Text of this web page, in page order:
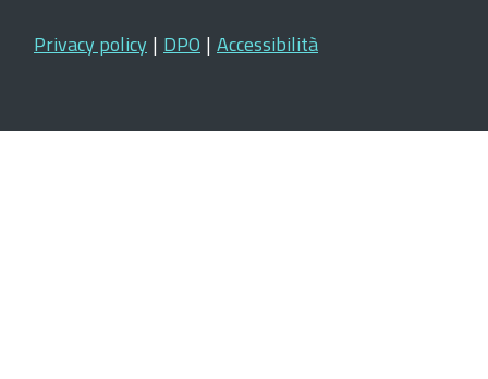
Privacy policy | DPO | Accessibilità